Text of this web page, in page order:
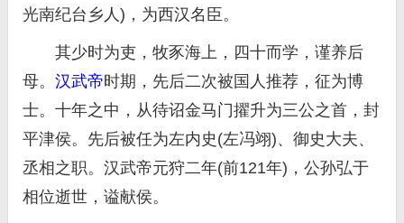
光南纪台乡人)，为西汉名臣。
其少时为吏，牧豕海上，四十而学，谨养后
母。 汉武帝时期，先后二次被国人推荐，征为博
士。十年之中，从待诏金马门擢升为三公之首，封
平津侯。先后被任为左内史(左冯翊)、御史大夫、
丞相之职。汉武帝元狩二年(前121年)，公孙弘于
相位逝世，谥献侯。